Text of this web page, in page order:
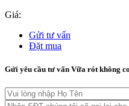
Giá:
Gửi tư vấn
Đặt mua
Gửi yêu cầu tư vấn Vữa rót không